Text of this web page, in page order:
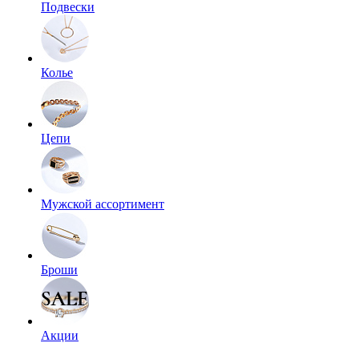
Подвески
Колье
Цепи
Мужской ассортимент
Броши
Акции